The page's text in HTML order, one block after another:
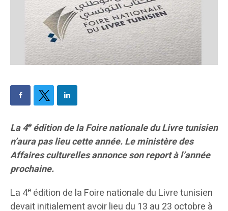
La 4eédition de la Foire nationale du Livre tunisien
n’aura pas lieu cette année. Le ministère des
Affaires culturelles annonce son report à l’année
prochaine.
La 4e édition de la Foire nationale du Livre tunisien
devait initialement avoir lieu du 13 au 23 octobre à